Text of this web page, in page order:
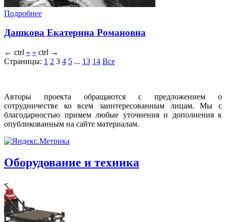
Подробнее
Дашкова Екатерина Романовна
← ctrl « » ctrl →
Страницы: 1 2 3 4 5 ... 13 14 Все
Авторы проекта обращаются с предложением о
сотрудничестве ко всем заинтересованным лицам. Мы с
благодарностью примем любые уточнения и дополнения к
опубликованным на сайте материалам.
Оборудование и техника